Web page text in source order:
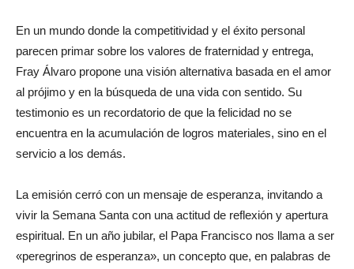
En un mundo donde la competitividad y el éxito personal
parecen primar sobre los valores de fraternidad y entrega,
Fray Álvaro propone una visión alternativa basada en el amor
al prójimo y en la búsqueda de una vida con sentido. Su
testimonio es un recordatorio de que la felicidad no se
encuentra en la acumulación de logros materiales, sino en el
servicio a los demás.
La emisión cerró con un mensaje de esperanza, invitando a
vivir la Semana Santa con una actitud de reflexión y apertura
espiritual. En un año jubilar, el Papa Francisco nos llama a ser
«peregrinos de esperanza», un concepto que, en palabras de